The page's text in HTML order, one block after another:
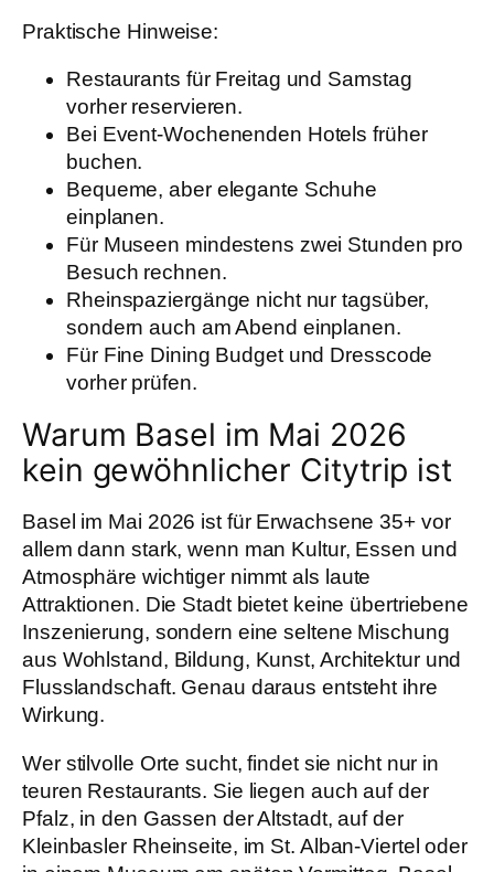
Praktische Hinweise:
Restaurants für Freitag und Samstag
vorher reservieren.
Bei Event-Wochenenden Hotels früher
buchen.
Bequeme, aber elegante Schuhe
einplanen.
Für Museen mindestens zwei Stunden pro
Besuch rechnen.
Rheinspaziergänge nicht nur tagsüber,
sondern auch am Abend einplanen.
Für Fine Dining Budget und Dresscode
vorher prüfen.
Warum Basel im Mai 2026
kein gewöhnlicher Citytrip ist
Basel im Mai 2026 ist für Erwachsene 35+ vor
allem dann stark, wenn man Kultur, Essen und
Atmosphäre wichtiger nimmt als laute
Attraktionen. Die Stadt bietet keine übertriebene
Inszenierung, sondern eine seltene Mischung
aus Wohlstand, Bildung, Kunst, Architektur und
Flusslandschaft. Genau daraus entsteht ihre
Wirkung.
Wer stilvolle Orte sucht, findet sie nicht nur in
teuren Restaurants. Sie liegen auch auf der
Pfalz, in den Gassen der Altstadt, auf der
Kleinbasler Rheinseite, im St. Alban-Viertel oder